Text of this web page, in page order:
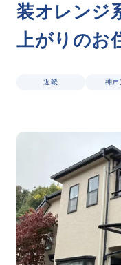
理念
代表メッセージ
会社概要
取り組み
事業・サー
外壁塗装
屋根塗装
いえもる
外壁のミカタ（塗
住まい探しのミカタ
装オ レ ンジ
上がり のお
近畿 神戸